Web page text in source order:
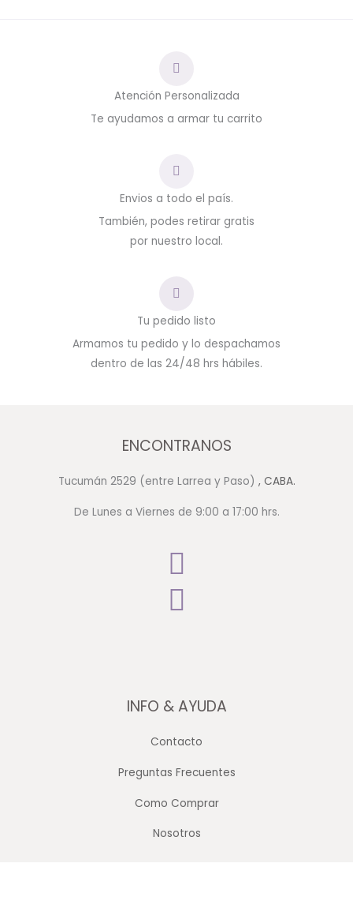
Atención Personalizada
Te ayudamos a armar tu carrito
Envios a todo el país.
También, podes retirar gratis
por nuestro local.
Tu pedido listo
Armamos tu pedido y lo despachamos
dentro de las 24/48 hrs hábiles.
ENCONTRANOS
Tucumán 2529 (entre Larrea y Paso) , CABA.
De Lunes a Viernes de 9:00 a 17:00 hrs.
INFO & AYUDA
Contacto
Preguntas Frecuentes
Como Comprar
Nosotros